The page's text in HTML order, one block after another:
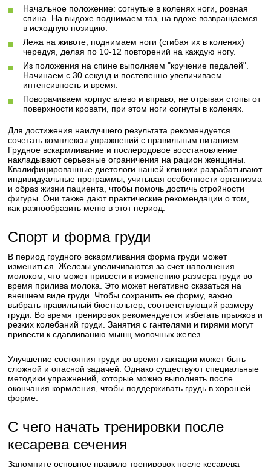
Начальное положение: согнутые в коленях ноги, ровная
спина. На выдохе поднимаем таз, на вдохе возвращаемся
в исходную позицию.
Лежа на животе, поднимаем ноги (сгибая их в коленях)
чередуя, делая по 10-12 повторений на каждую ногу.
Из положения на спине выполняем "кручение педалей".
Начинаем с 30 секунд и постепенно увеличиваем
интенсивность и время.
Поворачиваем корпус влево и вправо, не отрывая стопы от
поверхности кровати, при этом ноги согнуты в коленях.
Для достижения наилучшего результата рекомендуется
сочетать комплексы упражнений с правильным питанием.
Грудное вскармливание и послеродовое восстановление
накладывают серьезные ограничения на рацион женщины.
Квалифицированные диетологи нашей клиники разрабатывают
индивидуальные программы, учитывая особенности организма
и образ жизни пациента, чтобы помочь достичь стройности
фигуры. Они также дают практические рекомендации о том,
как разнообразить меню в этот период.
Спорт и форма груди
В период грудного вскармливания форма груди может
измениться. Железы увеличиваются за счет наполнения
молоком, что может привести к изменению размера груди во
время прилива молока. Это может негативно сказаться на
внешнем виде груди. Чтобы сохранить ее форму, важно
выбрать правильный бюстгальтер, соответствующий размеру
груди. Во время тренировок рекомендуется избегать прыжков и
резких колебаний груди. Занятия с гантелями и гирями могут
привести к сдавливанию мышц молочных желез.
Улучшение состояния груди во время лактации может быть
сложной и опасной задачей. Однако существуют специальные
методики упражнений, которые можно выполнять после
окончания кормления, чтобы поддерживать грудь в хорошей
форме.
С чего начать тренировки после
кесарева сечения
Запомните основное правило тренировок после кесарева